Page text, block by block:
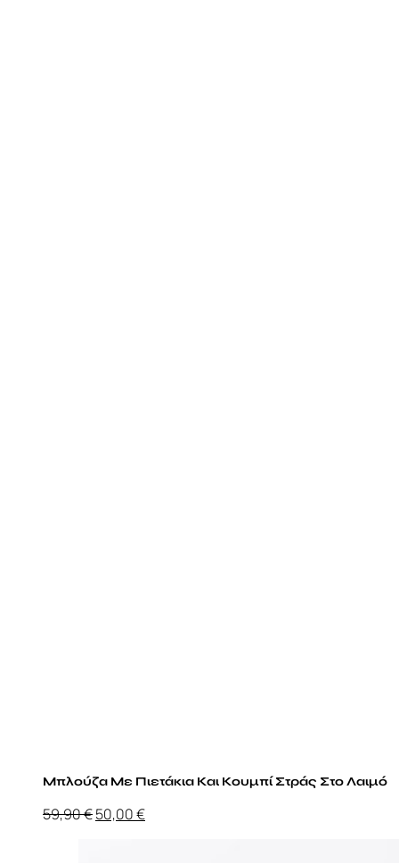
Μπλούζα Με Πιετάκια Και Κουμπί Στράς Στο Λαιμό
59,90€Original
50,00€Η